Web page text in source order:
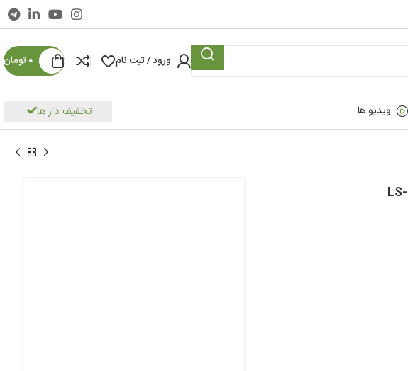
ورود / ثبت نام 0 تومان
ویدیو ها تخفیف دار ها